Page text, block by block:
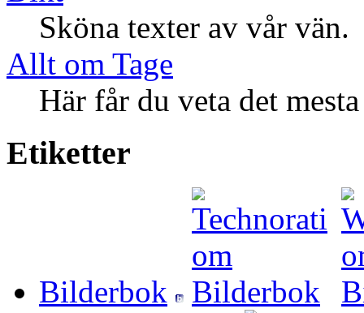
Sköna texter av vår vän.
Allt om Tage
Här får du veta det
Etiketter
Bilderbok